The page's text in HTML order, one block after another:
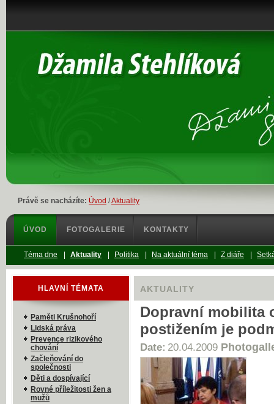
Právě se nacházíte: Úvod /Aktuality
AKTUALITY
Dopravní mobilita
postižením je
Date: 20.04.2009
HLAVNÍ TÉMATA
Paměti Krušnohoří
Lidská práva
Prevence rizikového
chování
Začleňování do
společnosti
Děti a dospívající
Rovné příležitosti žen a
mužů
ÚVOD FOTOGALERIE KONTAKTY
Téma dne Aktuality Politika Na aktuální téma Z diáře